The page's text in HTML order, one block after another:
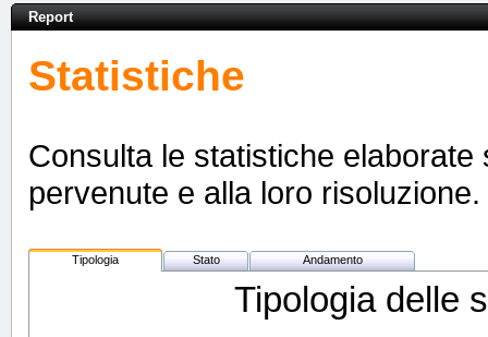
Report
Statistiche
Consulta le statistiche
pervenute e alla loro risoluzione.
Tipologia Stato Andamento
Tipologia delle